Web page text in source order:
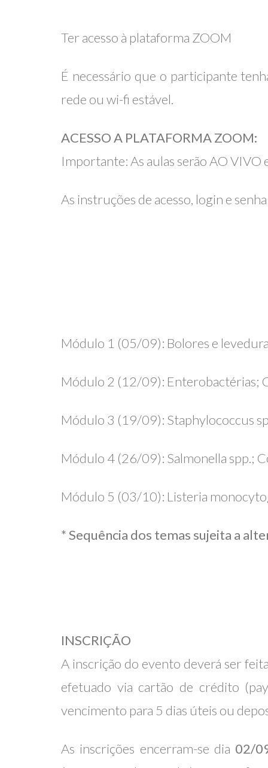
Ter acesso à plataforma ZOOM
É necessário que o participante
rede ou wi-fi estável.
ACESSO A PLATAFORMA ZOOM:
Importante: As aulas serão AO VIVO
As instruções de acesso, login e
Módulo 1 (05/09): Bolores e
Módulo 2 (12/09): Enterobactérias;
Módulo 3 (19/09): Staphylococcus
Módulo 4 (26/09): Salmonella spp.;
Módulo 5 (03/10): Listeria
* Sequência dos temas sujeita a
INSCRIÇÃO
A inscrição do evento deverá ser
efetuado via cartão de crédito
vencimento para 5 dias úteis ou
As inscrições encerram-se dia 02/